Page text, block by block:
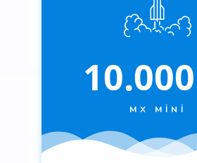
10.000
MX MINI